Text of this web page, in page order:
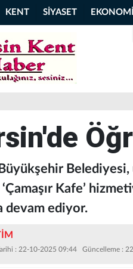
KENT SİYASET EKONOMİ
Kafe’
devam ediyor.
: 22-10-2025 09:44 Güncelleme :